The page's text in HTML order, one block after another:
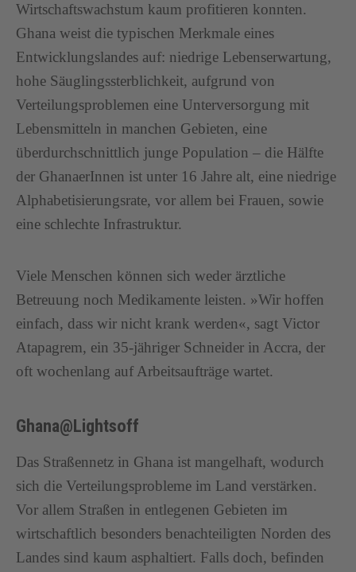
Wirtschaftswachstum kaum profitieren konnten.
Ghana weist die typischen Merkmale eines
Entwicklungslandes auf: niedrige Lebenserwartung,
hohe Säuglingssterblichkeit, aufgrund von
Verteilungsproblemen eine Unterversorgung mit
Lebensmitteln in manchen Gebieten, eine
überdurchschnittlich junge Population – die Hälfte
der GhanaerInnen ist unter 16 Jahre alt, eine niedrige
Alphabetisierungsrate, vor allem bei Frauen, sowie
eine schlechte Infrastruktur.
Viele Menschen können sich weder ärztliche
Betreuung noch Medikamente leisten. »Wir hoffen
einfach, dass wir nicht krank werden«, sagt Victor
Atapagrem, ein 35-jähriger Schneider in Accra, der
oft wochenlang auf Arbeitsaufträge wartet.
Ghana@Lightsoff
Das Straßennetz in Ghana ist mangelhaft, wodurch
sich die Verteilungsprobleme im Land verstärken.
Vor allem Straßen in entlegenen Gebieten im
wirtschaftlich besonders benachteiligten Norden des
Landes sind kaum asphaltiert. Falls doch, befinden